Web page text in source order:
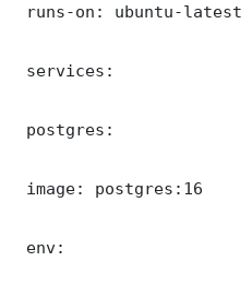
runs-on: ubuntu-latest
services:
postgres:
image: postgres:16
env: